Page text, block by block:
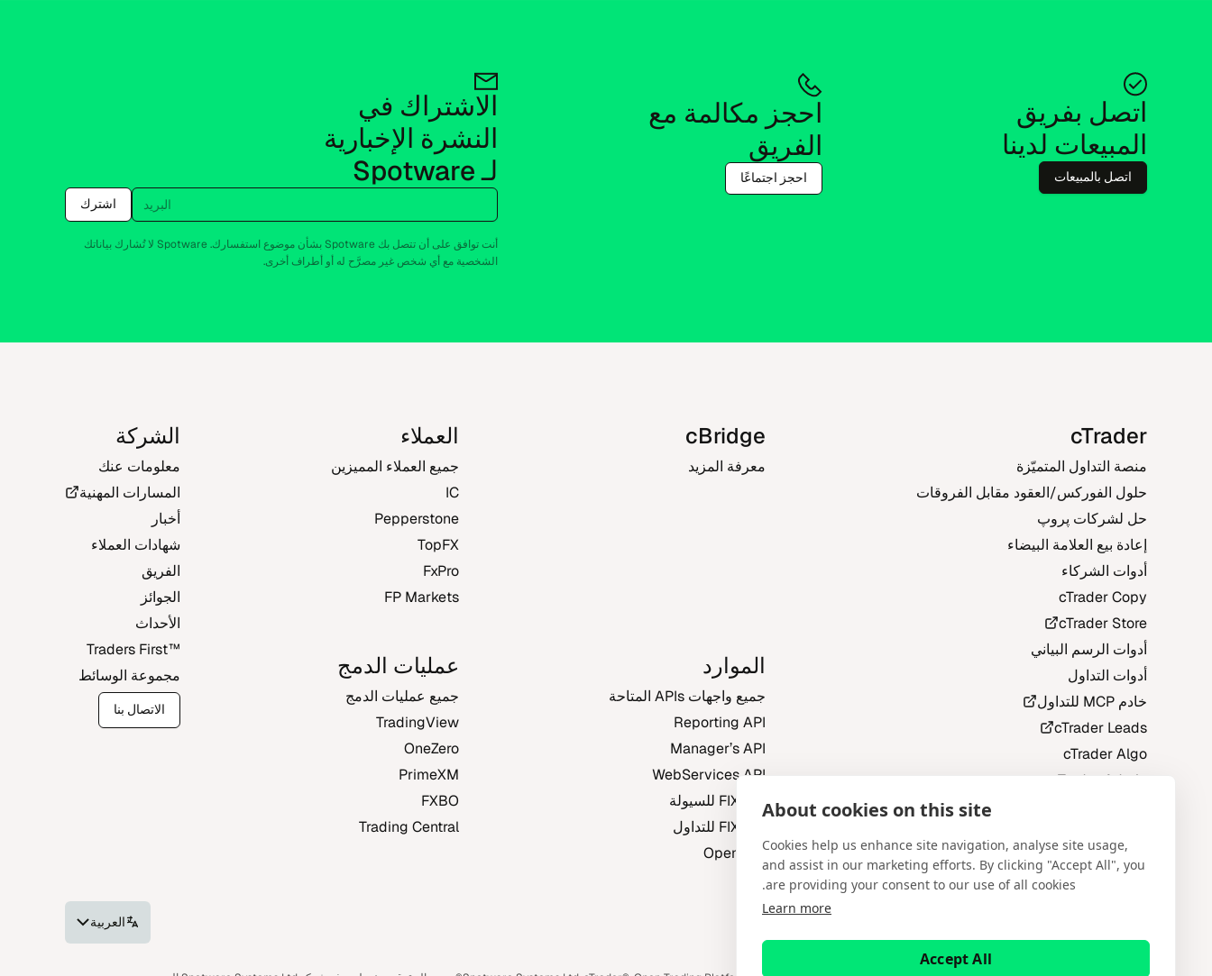
About cookies on this site
Cookies help us enhance site navigation, analyse site usage,
and assist in our marketing efforts. By clicking "Accept All", you
are providing your consent to our use of all cookies.
Learn more
Accept All
المبيعات لدينا
اتصل بالمبيعات
الفريق
احجز اجتماعًا
لـ Spotware
البريد
اشترك
أنت توافق على أن تتصل بك Spotware بشأن موضوع استفسارك. Spotware لا تُشارك بياناتك
الشخصية مع أي شخص غير مصرَّح له أو أطراف أخرى.
cTrader
منصة التداول المتميّزة
حلول الفوركس/العقود مقابل الفروقات
حل لشركات پروپ
إعادة بيع العلامة البيضاء
أدوات الشركاء
cTrader Copy
cTrader Store
أدوات الرسم البياني
أدوات التداول
خادم MCP للتداول
cTrader Leads
cTrader Algo
cTrader Admin
Open Trading Platform‎™‎
True STP/ECN Trading Platform‎™‎
cBridge
معرفة المزيد
الموارد
جميع واجهات APIs المتاحة
Reporting API
Manager’s API
WebServices API
FIX API للسيولة
FIX API للتداول
Open API
العملاء
جميع العملاء المميزين
IC
Pepperstone
TopFX
FxPro
FP Markets
عمليات الدمج
جميع عمليات الدمج
TradingView
OneZero
PrimeXM
FXBO
Trading Central
الشركة
معلومات عنك
المسارات المهنية
أخبار
شهادات العملاء
الفريق
الجوائز
الأحداث
Traders First‎™‎
مجموعة الوسائط
الاتصال بنا
العربية